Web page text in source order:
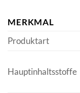
MERKMAL
Produktart
Hauptinhaltsstoffe